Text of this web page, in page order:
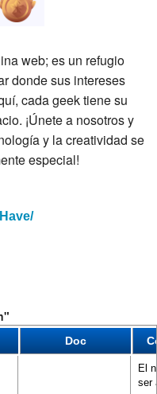
web; es un refugio
donde sus intereses
cada geek tiene su
¡Únete a nosotros y
y la creatividad se
especial!
Doc
El
ser